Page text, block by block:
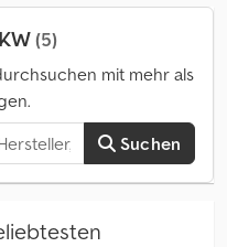
(5)
mit mehr als
Suchen